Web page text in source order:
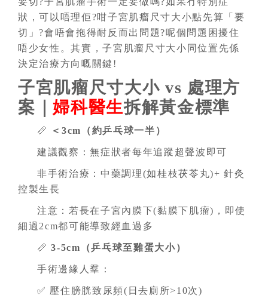
狀，可以唔理佢?咁子宮肌瘤尺寸大小點先算「要
切」?會唔會拖得耐反而出問題?呢個問題困擾住
唔少女性。其實，子宮肌瘤尺寸大小同位置先係
決定治療方向嘅關鍵!
子宮肌瘤尺寸大小 vs 處理方
案｜婦科醫生拆解黃金標準
📏 ＜3cm（約乒乓球一半）
建議觀察：無症狀者每年追蹤超聲波即可
非手術治療：中藥調理(如桂枝茯苓丸)+ 針灸
控製生長
注意：若長在子宮內膜下(黏膜下肌瘤)，即使
細過2cm都可能導致經血過多
📏3-5cm（乒乓球至雞蛋大小）
手術邊緣人羣：
✅ 壓住膀胱致尿頻(日去廁所>10次)